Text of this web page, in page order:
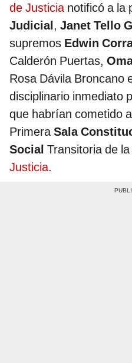
de Justicianotificó a la
Judicial, Janet Tello
supremos Edwin
Calderón Puertas,
Rosa Dávila Broncano
disciplinario inmediato
que habrían cometido
PrimeraSala
Social Transitoria de la
Justicia.